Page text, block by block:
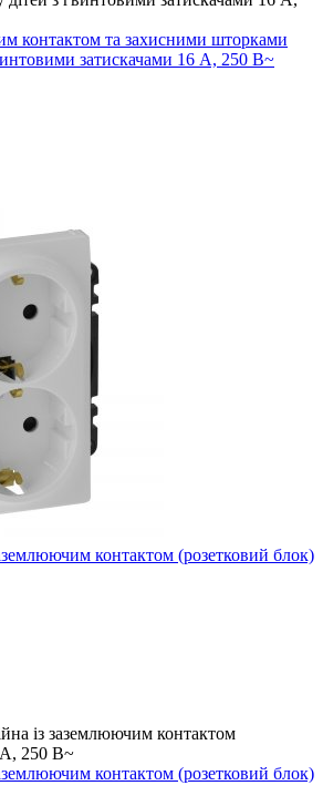
контактом та захисними шторками
затискачами 16 А, 250 В~
контактом (розетковий блок)
контактом (розетковий блок)